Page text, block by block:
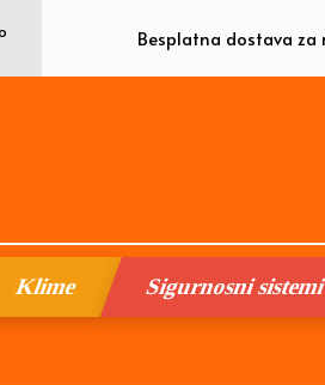
Besplatna dostava za
Klime Sigurnosni sistemi